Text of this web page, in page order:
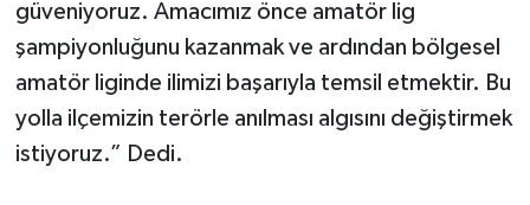
güveniyoruz. Amacımız önce amatör lig
şampiyonluğunu kazanmak ve ardından bölgesel
amatör liginde ilimizi başarıyla temsil etmektir. Bu
yolla ilçemizin terörle anılması algısını değiştirmek
istiyoruz.” Dedi.